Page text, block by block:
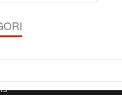
103530
DALAM BAHASA